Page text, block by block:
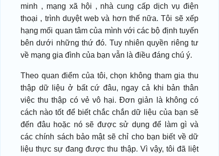
minh , mạng xã hội , nhà cung cấp dịch vụ điện
thoại , trình duyệt web và hơn thế nữa. Tôi sẽ xếp
hạng mối quan tâm của mình với các bộ định tuyến
bên dưới những thứ đó. Tuy nhiên quyền riêng tư
về mạng gia đình của bạn vẫn là điều đáng chú ý.
Theo quan điểm của tôi, chọn không tham gia thu
thập dữ liệu ở bất cứ đâu, ngay cả khi bản thân
việc thu thập có vẻ vô hại. Đơn giản là không có
cách nào tốt để biết chắc chắn dữ liệu của bạn sẽ
đến đâu hoặc nó sẽ được sử dụng để làm gì và
các chính sách bảo mật sẽ chỉ cho bạn biết về dữ
liệu thực sự đang được thu thập. Vì vậy, tôi đã liệt